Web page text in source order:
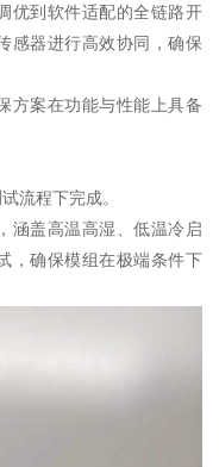
优到软件适配的全链路开
感器进行高效协同，确保
方案在功能与性能上具备
流程下完成。
涵盖高温高湿、低温冷启
，确保模组在极端条件下